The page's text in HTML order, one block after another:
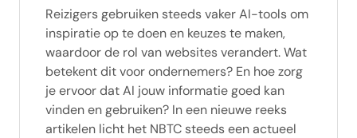
Reizigers gebruiken steeds vaker AI-tools om
inspiratie op te doen en keuzes te maken,
waardoor de rol van websites verandert. Wat
betekent dit voor ondernemers? En hoe zorg
je ervoor dat AI jouw informatie goed kan
vinden en gebruiken? In een nieuwe reeks
artikelen licht het NBTC steeds een actueel